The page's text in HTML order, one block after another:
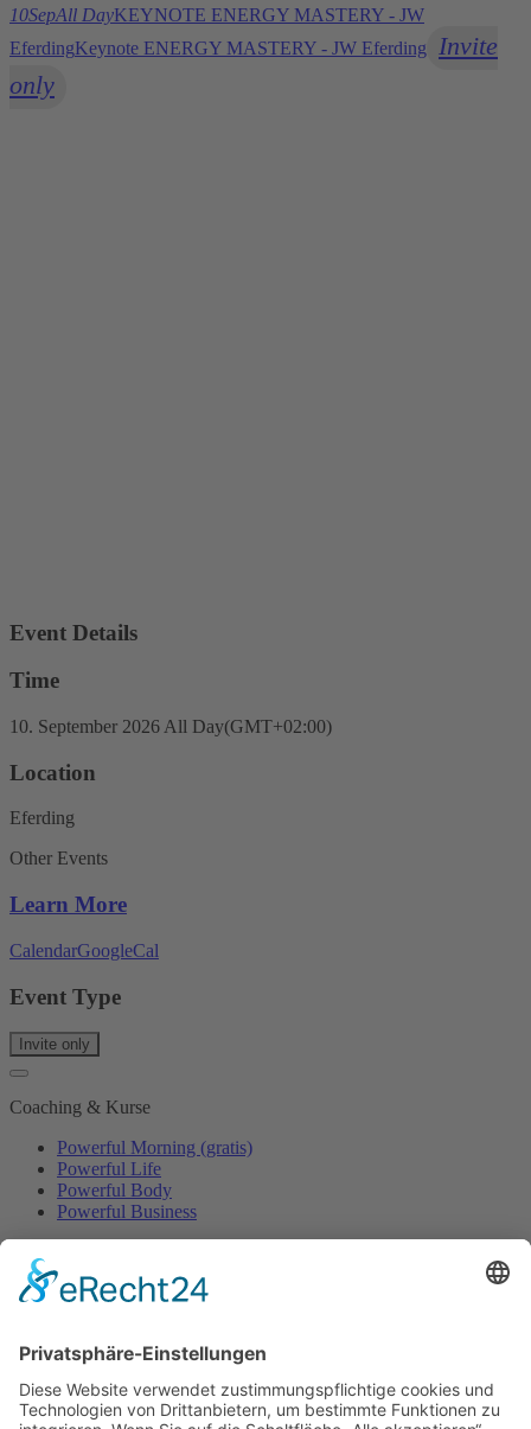
10SepAll DayKEYNOTE ENERGY MASTERY - JW
EferdingKeynote ENERGY MASTERY - JW Eferding
Invite
only
Event Details
Time
10. September 2026 All Day(GMT+02:00)
Location
Eferding
Other Events
Learn More
CalendarGoogleCal
Event Type
Invite only
Coaching & Kurse
Powerful Morning (gratis)
Powerful Life
Powerful Body
Powerful Business
Event-Übersicht
Über mich